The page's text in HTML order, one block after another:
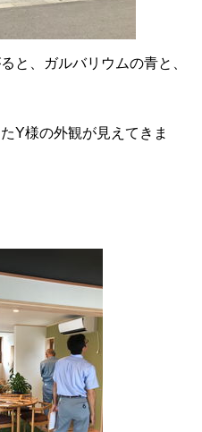
と、ガルバリウムの青と、
Y様の外観が見えてきま